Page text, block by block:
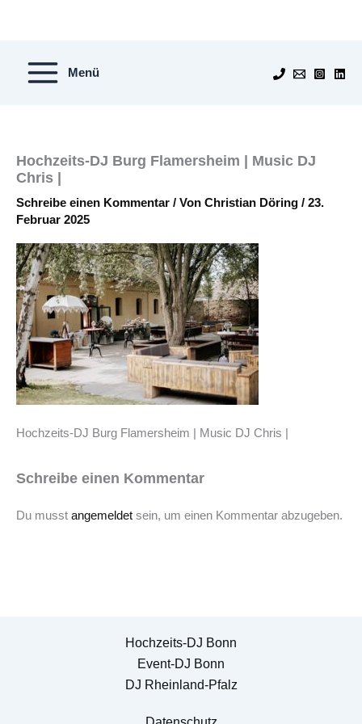
Menü
Hochzeits-DJ Burg Flamersheim | Music DJ
Chris |
Schreibe einen Kommentar / Von Christian Döring / 23.
Februar 2025
Hochzeits-DJ Burg Flamersheim | Music DJ Chris |
Schreibe einen Kommentar
Du musst angemeldet sein, um einen Kommentar abzugeben.
Hochzeits-DJ Bonn
Event-DJ Bonn
DJ Rheinland-Pfalz